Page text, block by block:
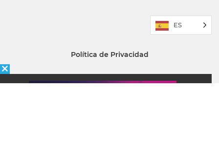
Política de Privacidad
Quiénes somos
ES